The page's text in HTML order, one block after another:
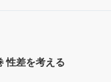
性差を考える